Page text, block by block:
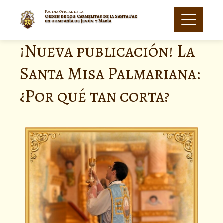
Página Oficial de la
Orden de los Carmelitas de la Santa Faz
en compañía de Jesús y María
¡Nueva publicación! La
Santa Misa Palmariana:
¿Por qué tan corta?